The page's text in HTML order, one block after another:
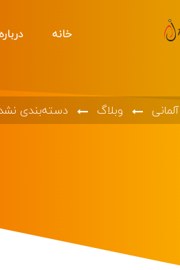
خانه
وبلاگ دسته‌بندی